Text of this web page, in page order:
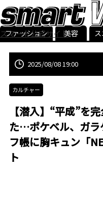
スマート公式サイト
ファッション 美容
2025/08/08 19:00
カルチャー
【潜入】“平成”を
た…ポケベル、ガラ
フ帳に胸キュン「
ト